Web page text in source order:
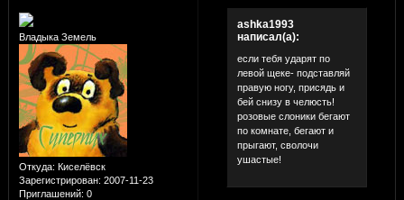
Владыка Земель
Откуда: Киселёвск
Зарегистрирован: 2007-11-23
Приглашений: 0
ashka1993
написал(а):
если тебя ударят по
левой щеке- подставляй
правую ногу, присядь и
бей снизу в челюсть!
розовые слоники бегают
по комнате, бегают и
прыгают, сволочи
ушастые!